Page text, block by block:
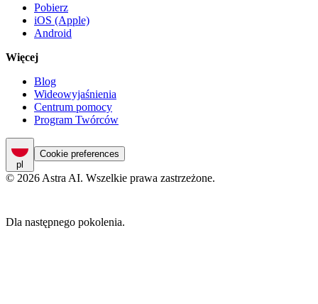
Pobierz
iOS (Apple)
Android
Więcej
Blog
Wideowyjaśnienia
Centrum pomocy
Program Twórców
pl
Cookie preferences
© 2026 Astra AI. Wszelkie prawa zastrzeżone.
Dla następnego pokolenia.